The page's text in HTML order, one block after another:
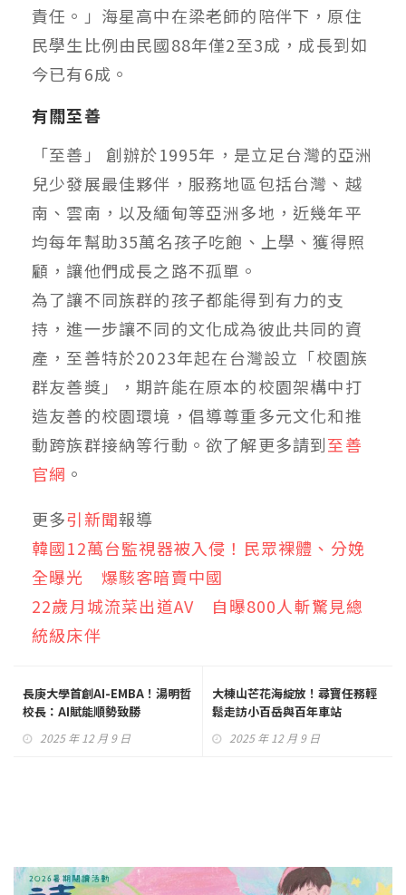
責任。」海星高中在梁老師的陪伴下，原住
民學生比例由民國88年僅2至3成，成長到如
今已有6成。
有關至善
「至善」 創辦於1995年，是立足台灣的亞洲
兒少發展最佳夥伴，服務地區包括台灣、越
南、雲南，以及緬甸等亞洲多地，近幾年平
均每年幫助35萬名孩子吃飽、上學、獲得照
顧，讓他們成長之路不孤單。
為了讓不同族群的孩子都能得到有力的支
持，進一步讓不同的文化成為彼此共同的資
產，至善特於2023年起在台灣設立「校園族
群友善獎」，期許能在原本的校園架構中打
造友善的校園環境，倡導尊重多元文化和推
動跨族群接納等行動。欲了解更多請到至善
官網 。
更多引新聞報導
韓國12萬台監視器被入侵！民眾裸體、分娩
全曝光 爆駭客暗賣中國
22歲月城流菜出道AV 自曝800人斬驚見總
統級床伴
長庚大學首創AI-EMBA！湯明哲
校長：AI賦能順勢致勝
2025 年 12 月 9 日
大棟山芒花海綻放！尋寶任務輕
鬆走訪小百岳與百年車站
2025 年 12 月 9 日